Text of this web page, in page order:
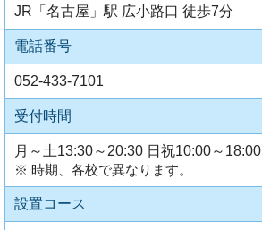
JR「名古屋」駅 広小路口 徒歩7分
電話番号
052-433-7101
受付時間
月～土13:30～20:30 日祝10:00～18:00
※ 時期、各校で異なります。
設置コース